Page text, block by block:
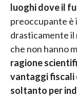
luoghi dove il
preoccupante è
drasticamente il
che non hanno
ragione
vantaggi fiscali
soltanto per